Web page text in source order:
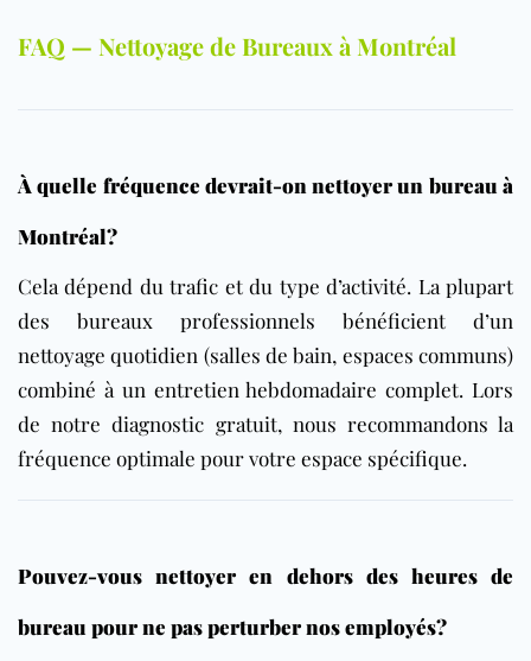
FAQ — Nettoyage de Bureaux à Montréal
À quelle fréquence devrait-on nettoyer un bureau à
Montréal?
Cela dépend du trafic et du type d’activité. La plupart
des bureaux professionnels bénéficient d’un
nettoyage quotidien (salles de bain, espaces communs)
combiné à un entretien hebdomadaire complet. Lors
de notre diagnostic gratuit, nous recommandons la
fréquence optimale pour votre espace spécifique.
Pouvez-vous nettoyer en dehors des heures de
bureau pour ne pas perturber nos employés?